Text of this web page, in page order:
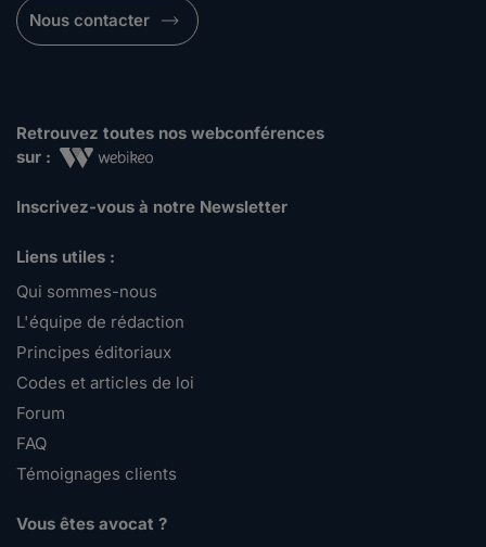
Nous contacter
Retrouvez toutes nos webconférences
sur :
Inscrivez-vous à notre Newsletter
Liens utiles :
Qui sommes-nous
L'équipe de rédaction
Principes éditoriaux
Codes et articles de loi
Forum
FAQ
Témoignages clients
Vous êtes avocat ?